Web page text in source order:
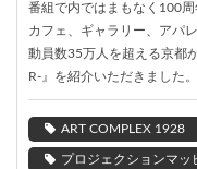
番組で内ではまもなく100
カフェ、ギャラリー、アパ
動員数35万人を超える京都
R-』を紹介いただきました。
ART COMPLEX 1928
プロジェクションマッ